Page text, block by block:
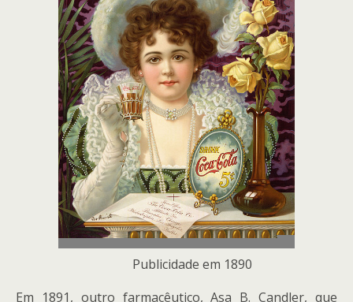
Publicidade em 1890
Em 1891, outro farmacêutico, Asa B. Candler, que